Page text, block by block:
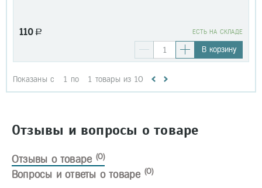
110 a EСТЬ НА СКЛАДЕ
В корзину
Показаны с 1 по 1 товары из 10
Отзывы и вопросы о товаре
Отзывы о товаре (0)
Вопросы и ответы о товаре (0)